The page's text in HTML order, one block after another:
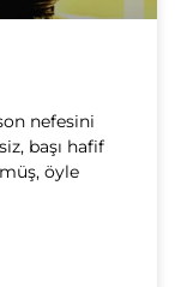
nefesini
başı hafif
öyle